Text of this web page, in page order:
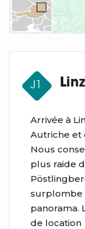
J1
Arrivée à
Autriche et
Nous
plus raide
surplombe
panorama.
de location